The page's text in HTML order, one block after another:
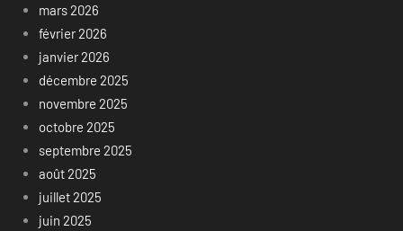
mars 2026
février 2026
janvier 2026
décembre 2025
novembre 2025
octobre 2025
septembre 2025
août 2025
juillet 2025
juin 2025